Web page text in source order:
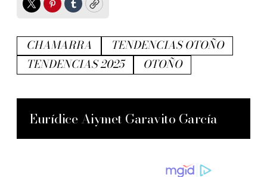
TwitterPinterest
TumblrCopy
CHAMARRA
TENDENCIAS OTOÑO
TENDENCIAS 2025
OTOÑO
Eurídice Aiymet Garavito García